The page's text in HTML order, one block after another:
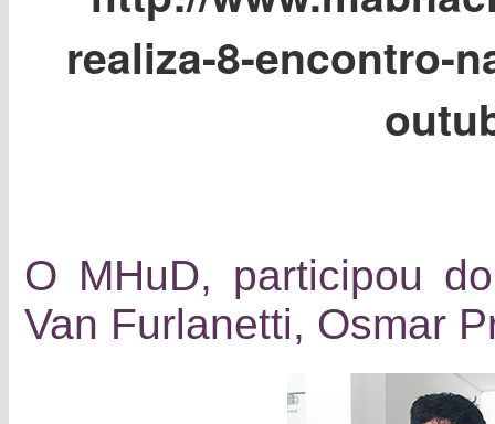
realiza-8-encontro-
O MHuD, participou
Van Furlanetti, Osmar